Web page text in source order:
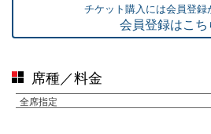
チケット購入には会員登録
会員登録はこち
席種／料金
全席指定